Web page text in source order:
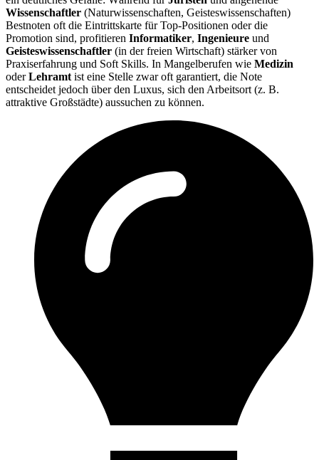
Wissenschaftler (Naturwissenschaften, Geisteswissenschaften)
Bestnoten oft die Eintrittskarte für Top-Positionen oder die
Promotion sind, profitieren Informatiker, Ingenieure und
Geisteswissenschaftler (in der freien Wirtschaft) stärker von
Praxiserfahrung und Soft Skills. In Mangelberufen wie Medizin
oderLehramtist eine Stelle zwar oft garantiert, die Note
entscheidet jedoch über den Luxus, sich den Arbeitsort (z. B.
attraktive Großstädte) aussuchen zu können.